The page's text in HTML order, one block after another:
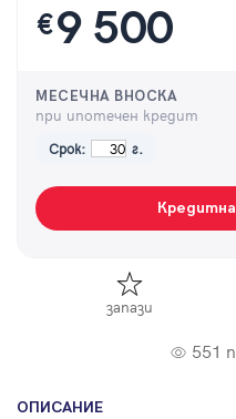
€9 500
МЕСЕЧНА ВНОСКА
при ипотечен кредит
Срок: г.
запази
551
ОПИСАНИЕ